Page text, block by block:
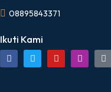
08895843371
Ikuti Kami